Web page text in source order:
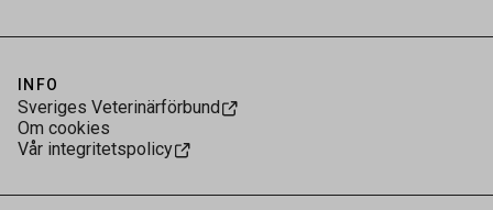
INFO
Sveriges Veterinärförbund
Om cookies
Vår integritetspolicy